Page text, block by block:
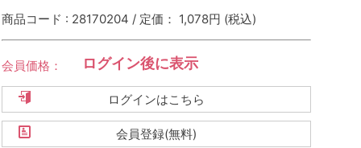
商品コード : 28170204 / 定価： 1,078円 (税込)
会員価格： ログイン後に表示
ログインはこちら
会員登録(無料)